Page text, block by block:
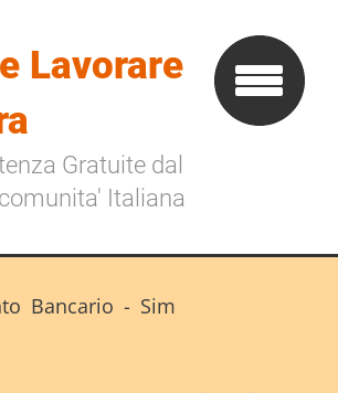
Lavorare
Gratuite dal
Italiana
Bancario - Sim